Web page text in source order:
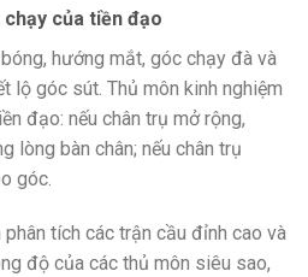
của tiền đạo
hướng mắt, góc chạy đà và
lộ góc sút. Thủ môn kinh nghiệm
đạo: nếu chân trụ mở rộng,
lòng bàn chân; nếu chân trụ
góc.
tích các trận cầu đỉnh cao và
độ của các thủ môn siêu sao,